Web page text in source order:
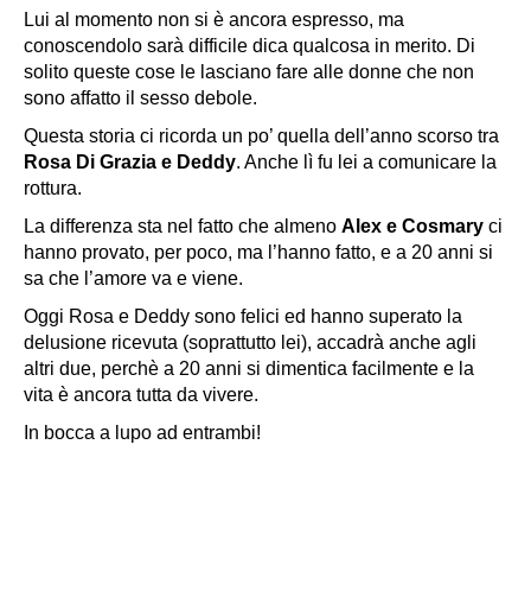
Lui al momento non si è ancora espresso, ma
conoscendolo sarà difficile dica qualcosa in merito. Di
solito queste cose le lasciano fare alle donne che non
sono affatto il sesso debole.
Questa storia ci ricorda un po’ quella dell’anno scorso tra
Rosa Di Grazia e Deddy. Anche lì fu lei a comunicare la
rottura.
La differenza sta nel fatto che almeno Alex e Cosmary ci
hanno provato, per poco, ma l’hanno fatto, e a 20 anni si
sa che l’amore va e viene.
Oggi Rosa e Deddy sono felici ed hanno superato la
delusione ricevuta (soprattutto lei), accadrà anche agli
altri due, perchè a 20 anni si dimentica facilmente e la
vita è ancora tutta da vivere.
In bocca a lupo ad entrambi!